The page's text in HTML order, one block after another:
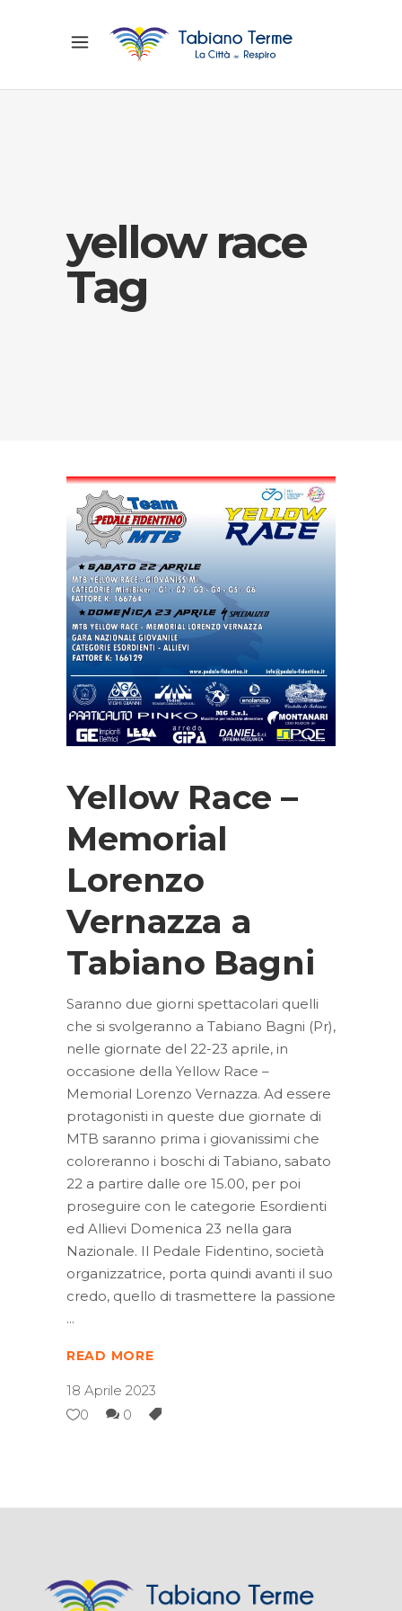
yellow race
Tag
Yellow Race –
Memorial
Lorenzo
Vernazza a
Tabiano Bagni
Saranno due giorni spettacolari quelli
che si svolgeranno a Tabiano Bagni (Pr),
nelle giornate del 22-23 aprile, in
occasione della Yellow Race –
Memorial Lorenzo Vernazza. Ad essere
protagonisti in queste due giornate di
MTB saranno prima i giovanissimi che
coloreranno i boschi di Tabiano, sabato
22 a partire dalle ore 15.00, per poi
proseguire con le categorie Esordienti
ed Allievi Domenica 23 nella gara
Nazionale. Il Pedale Fidentino, società
organizzatrice, porta quindi avanti il suo
credo, quello di trasmettere la passione
READ MORE
18 Aprile 2023
0
0